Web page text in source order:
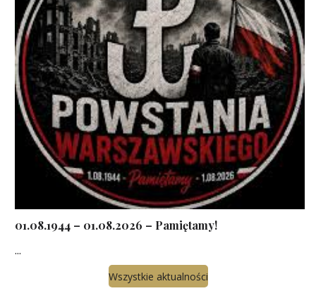
01.08.1944 – 01.08.2026 – Pamiętamy!
...
Wszystkie aktualności